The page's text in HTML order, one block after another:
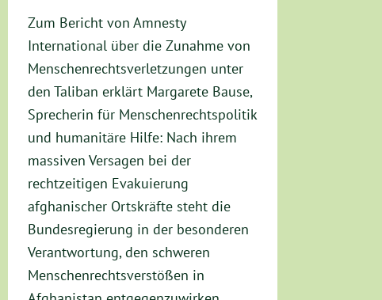
Zum Bericht von Amnesty
International über die Zunahme von
Menschenrechtsverletzungen unter
den Taliban erklärt Margarete Bause,
Sprecherin für Menschenrechtspolitik
und humanitäre Hilfe: Nach ihrem
massiven Versagen bei der
rechtzeitigen Evakuierung
afghanischer Ortskräfte steht die
Bundesregierung in der besonderen
Verantwortung, den schweren
Menschenrechtsverstößen in